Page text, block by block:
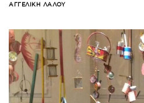
ΑΓΓΕΛΙΚΉ ΛΆΛΟΥ